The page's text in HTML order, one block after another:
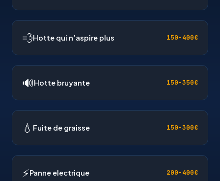
💨Hotte qui n’aspire plus 150-400€
🔊Hotte bruyante 150-350€
💧 Fuite de graisse 150-300€
⚡Panne electrique 200-400€